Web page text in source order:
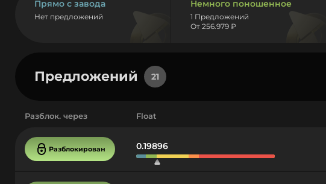
Прямо с завода
Нет предложений
Немного поношенное
1 Предложений
От 256.979 ₽
Предложений 21
Разблок. через Float
Разблокирован 0.19896